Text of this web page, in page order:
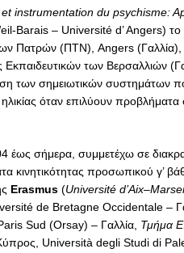
instrumentation du psychisme:
Barais – Université d’ Angers) το
Πατρών (ΠΤΝ), Angers
Εκπαιδευτικών των Βερσαλλιών
των σημειωτικών συστημάτων
όταν επιλύουν προβλήματα
έως σήμερα, συμμετέχω σε
κινητικότητας προσωπικού γ’
Erasmus (Université d’Aix–
de Bretagne Occidentale –
Sud (Orsay) – Γαλλία, Τμήμα
Università degli Studi di